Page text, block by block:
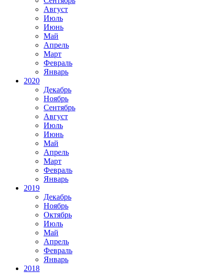
Август
Июль
Июнь
Май
Апрель
Март
Февраль
Январь
2020
Декабрь
Ноябрь
Сентябрь
Август
Июль
Июнь
Май
Апрель
Март
Февраль
Январь
2019
Декабрь
Ноябрь
Октябрь
Июль
Май
Апрель
Февраль
Январь
2018